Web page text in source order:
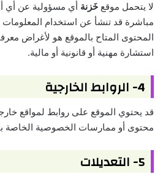
لا يتحمل موقع خَزنة أي مسؤولية عن أي
مباشرة قد تنشأ عن استخدام المعلومات
المحتوى المتاح بالموقع هو لأغراض
استشارة مهنية أو قانونية أو مالية.
4- الروابط الخارجية
قد يحتوي الموقع على روابط لمواقع
محتوى أو ممارسات الخصوصية الخاصة
5- التعديلات